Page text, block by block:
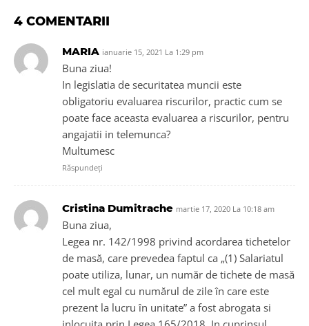
4 COMENTARII
MARIA ianuarie 15, 2021 La 1:29 pm
Buna ziua!
In legislatia de securitatea muncii este
obligatoriu evaluarea riscurilor, practic cum se
poate face aceasta evaluarea a riscurilor, pentru
angajatii in telemunca?
Multumesc
Răspundeți
Cristina Dumitrache martie 17, 2020 La 10:18 am
Buna ziua,
Legea nr. 142/1998 privind acordarea tichetelor
de masă, care prevedea faptul ca „(1) Salariatul
poate utiliza, lunar, un număr de tichete de masă
cel mult egal cu numărul de zile în care este
prezent la lucru în unitate” a fost abrogata si